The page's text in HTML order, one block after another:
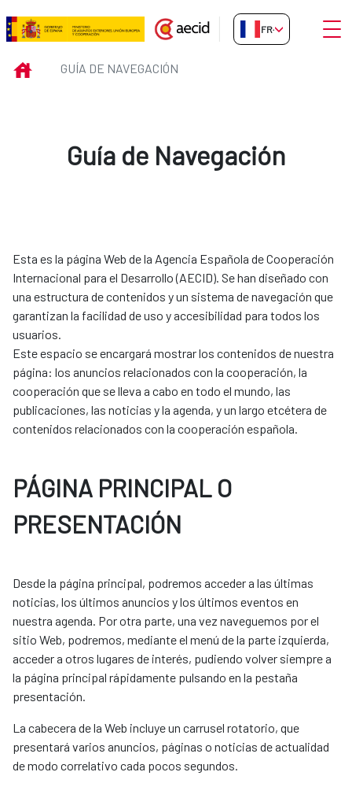
Saut au contenu principal
Guía de Navegación
FR-FR
INICIOGUÍA DE NAVEGACIÓN
Guía de Navegación
Esta es la página Web de la Agencia Española de Cooperación
Internacional para el Desarrollo (AECID). Se han diseñado con
una estructura de contenidos y un sistema de navegación que
garantizan la facilidad de uso y accesibilidad para todos los
usuarios.
Este espacio se encargará mostrar los contenidos de nuestra
página: los anuncios relacionados con la cooperación, la
cooperación que se lleva a cabo en todo el mundo, las
publicaciones, las noticias y la agenda, y un largo etcétera de
contenidos relacionados con la cooperación española.
PÁGINA PRINCIPAL O
PRESENTACIÓN
Desde la página principal, podremos acceder a las últimas
noticias, los últimos anuncios y los últimos eventos en
nuestra agenda. Por otra parte, una vez naveguemos por el
sitio Web, podremos, mediante el menú de la parte izquierda,
acceder a otros lugares de interés, pudiendo volver siempre a
la página principal rápidamente pulsando en la pestaña
presentación.
La cabecera de la Web incluye un carrusel rotatorio, que
presentará varios anuncios, páginas o noticias de actualidad
de modo correlativo cada pocos segundos.